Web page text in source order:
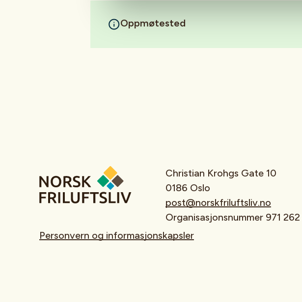
Oppmøtested
Christian Krohgs Gate 10
0186 Oslo
post@norskfriluftsliv.no
Organisasjonsnummer 971
Personvern og informasjonskapsler